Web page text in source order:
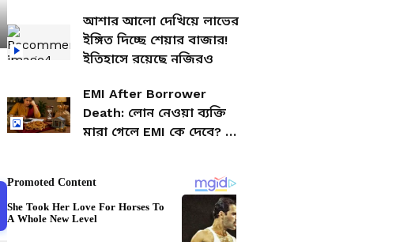
আশার আলো দেখিয়ে লাভের
ইঙ্গিত দিচ্ছে শেয়ার বাজার!
ইতিহাসে রয়েছে নজিরও
EMI After Borrower
Death: লোন নেওয়া ব্যক্তি
মারা গেলে EMI কে দেবে? কী